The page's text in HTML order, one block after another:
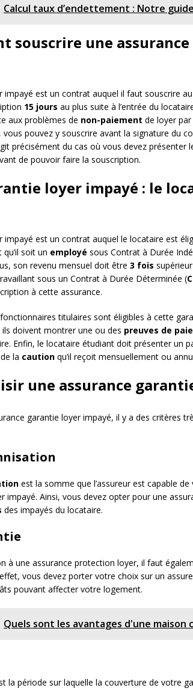
Calcul taux d’endettement : Notre guide
souscrire une
impayé est un contrat auquel il faut souscrire
15 jours au plus suite à l’entrée du
aux problèmes de non-paiement de loyer
pouvez y souscrire avant la signature du
précisément du cas où vous devez présenter
de pouvoir faire la souscription.
loyer impayé : le
impayé est un contrat auquel le locataire est
soit un employé sous Contrat à Durée
son revenu mensuel doit être 3 fois
sous un Contrat à Durée Déterminée (
à cette assurance.
titulaires sont éligibles à cette
doivent montrer une ou des preuves de p
Enfin, le locataire étudiant doit présenter un
la caution qu’il reçoit mensuellement ou
une assurance
garantie loyer impayé, il y a des critères
est la somme que l’assureur est capable
impayé. Ainsi, vous devez opter pour une
des impayés du locataire.
à une assurance protection loyer, il faut
vous devez porter votre choix sur un
pouvant affecter votre logement.
Quels sont les avantages d'une maison
la période sur laquelle la couverture de votre